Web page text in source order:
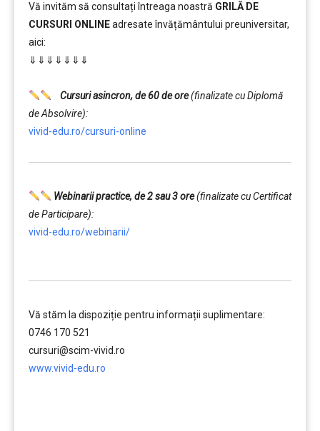
Vă invităm să consultați întreaga noastră GRILĂ DE
CURSURI ONLINEadresate învățământului preuniversitar,
aici:
⇓⇓⇓⇓⇓⇓⇓
Cursuri asincron, de 60 de ore(finalizate cu Diplomă
de Absolvire):
vivid-edu.ro/cursuri-online
Webinarii practice, de 2 sau 3 ore(finalizate cu Certificat
de Participare):
vivid-edu.ro/webinarii/
Vă stăm la dispoziție pentru informații suplimentare:
0746 170 521
cursuri@scim-vivid.ro
www.vivid-edu.ro